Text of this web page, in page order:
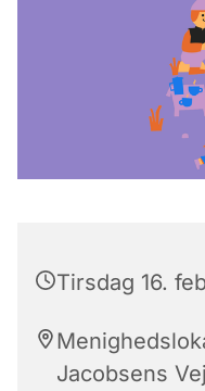
Tirsdag 16.
Jacobsens